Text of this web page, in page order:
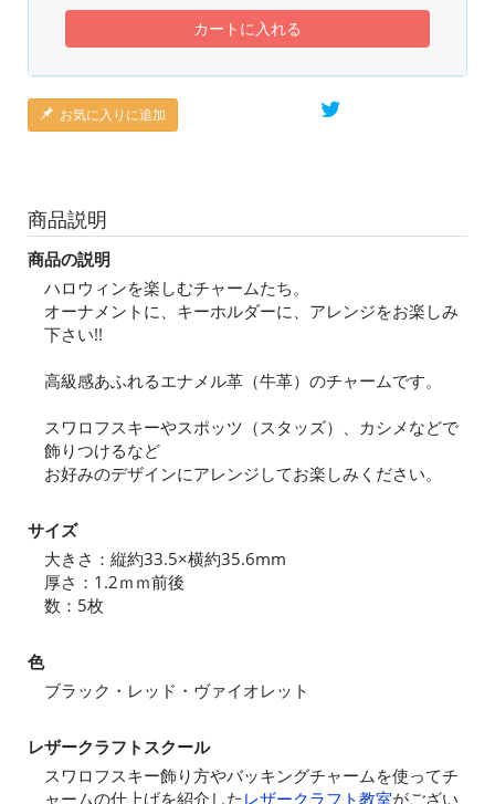
カートに入れる
お気に入りに追加
商品説明
商品の説明
ハロウィンを楽しむチャームたち。
オーナメントに、キーホルダーに、アレンジをお楽しみ
下さい!!
高級感あふれるエナメル革（牛革）のチャームです。
スワロフスキーやスポッツ（スタッズ）、カシメなどで
飾りつけるなど
お好みのデザインにアレンジしてお楽しみください。
サイズ
大きさ：縦約33.5×横約35.6mm
厚さ：1.2ｍｍ前後
数：5枚
色
ブラック・レッド・ヴァイオレット
レザークラフトスクール
スワロフスキー飾り方やバッキングチャームを使ってチ
ャームの仕上げを紹介した レザークラフト教室がござい